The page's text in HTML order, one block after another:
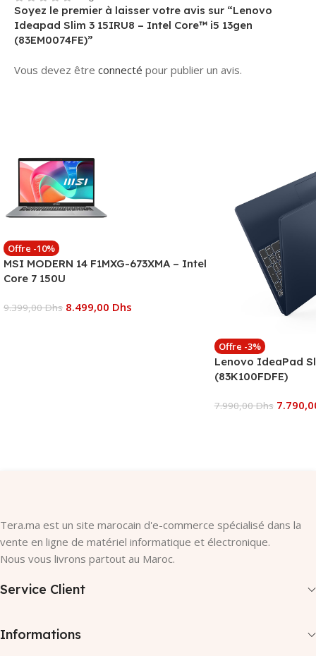
Soyez le premier à laisser votre avis sur “Lenovo
Ideapad Slim 3 15IRU8 – Intel Core™ i5 13gen
(83EM0074FE)”
Vous devez être connecté pour publier un avis.
Offre -10%
MSI MODERN 14 F1MXG-673XMA – Intel
Core 7 150U
9.399,00Dhs 8.499,00 Dhs
Offre -3%
Lenovo IdeaPad
(83K100FDFE)
7.990,00Dhs
Tera.ma est un site marocain d'e-commerce spécialisé dans la
vente en ligne de matériel informatique et électronique.
Nous vous livrons partout au Maroc.
Service Client
Informations